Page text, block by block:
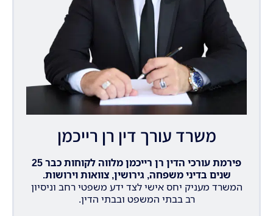
משרד עורך דין רן רייכמן
פירמת עורכי הדין רן רייכמן מלווה לקוחות כבר 25
שנים בדיני משפחה, גירושין, צוואות וירושות.
המשרד מעניק יחס אישי לצד ידע משפטי רחב וניסיון
רב בבתי המשפט ובבתי הדין.